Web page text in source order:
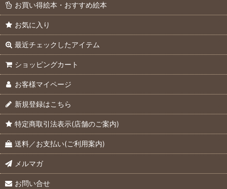
お買い得絵本・おすすめ絵本
お気に入り
最近チェックしたアイテム
ショッピングカート
お客様マイページ
新規登録はこちら
特定商取引法表示(店舗のご案内)
送料／お支払い(ご利用案内)
メルマガ
お問い合せ